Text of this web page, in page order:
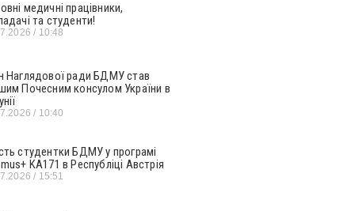
медичні працівники,
та студенти!
10:48
Наглядової ради БДМУ став
Почесним консулом України в
10:40
студентки БДМУ у програмі
KA171 в Республіці Австрія
15:51